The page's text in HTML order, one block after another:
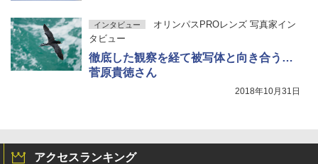
インタビュー
オリンパスPROレンズ 写真家イン
タビュー
徹底した観察を経て被写体と向き合う…
菅原貴徳さん
2018年10月31日
アクセスランキング